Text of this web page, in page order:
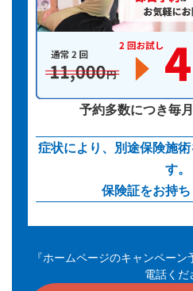
予約多数につき毎
症状により、別途保険施
す。
保険証をお持ち
『ホームページのキャンペー
電話くだ